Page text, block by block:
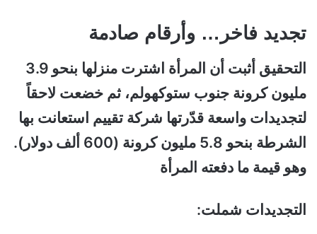
تجديد فاخر… وأرقام صادمة
التحقيق أثبت أن المرأة اشترت منزلها بنحو 3.9
مليون كرونة جنوب ستوكهولم، ثم خضعت لاحقاً
لتجديدات واسعة قدّرتها شركة تقييم استعانت بها
الشرطة بنحو 5.8 مليون كرونة (600 ألف دولار).
وهو قيمة ما دفعته المرأة
التجديدات شملت: